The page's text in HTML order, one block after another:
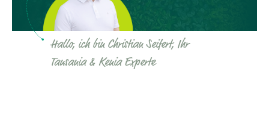
Hallo, ich bin Christian Seifert, Ihr
Tansania & Kenia Experte